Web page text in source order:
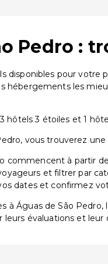
Pedro :
disponibles pour
les
hôtels 3 étoiles et 1
vous trouverez
commencent à partir
et filtrer par
dates et confirmez
à Águas de São
leurs évaluations et leur